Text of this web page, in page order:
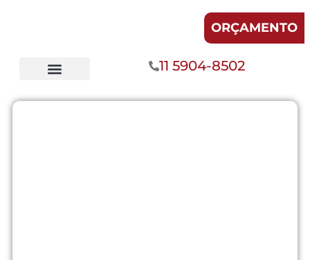
ORÇAMENTO
11 5904-8502